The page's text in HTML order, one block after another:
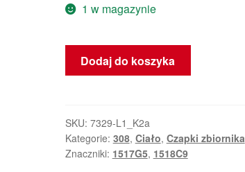
1 w magazynie
ilość
Korek
Paliwa
KGNC
Peugeot
Dodaj do koszyka
SKU: 7329-L1_K2a
Kategorie: 308, Ciało, Czapki zbiornika
Znaczniki: 1517G5, 1518C9